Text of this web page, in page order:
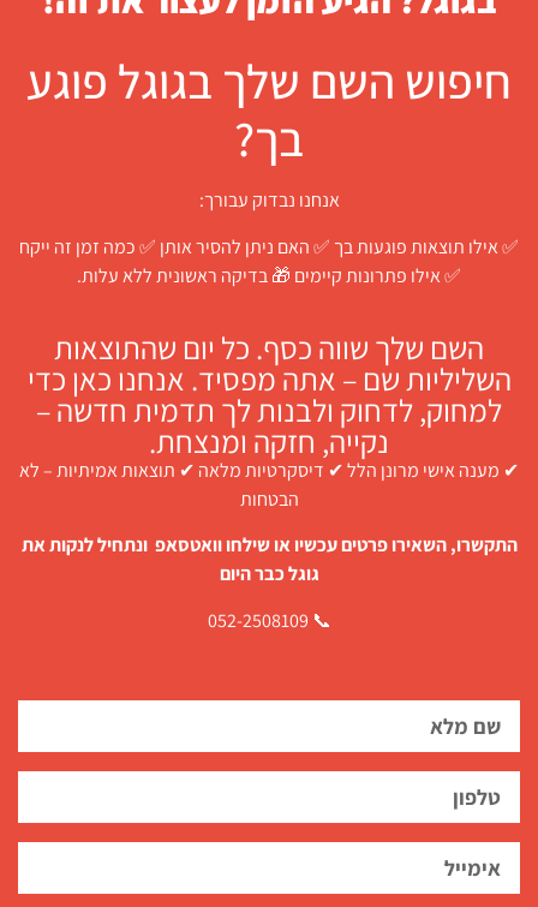
חיפוש השם שלך בגוגל פוגע
בך?
אנחנו נבדוק עבורך:
✅ אילו תוצאות פוגעות בך ✅ האם ניתן להסיר אותן ✅ כמה זמן זה ייקח
✅ אילו פתרונות קיימים 🎁 בדיקה ראשונית ללא עלות.
השם שלך שווה כסף. כל יום שהתוצאות
השליליות שם – אתה מפסיד. אנחנו כאן כדי
למחוק, לדחוק ולבנות לך תדמית חדשה –
נקייה, חזקה ומנצחת.
✔ מענה אישי מרונן הלל ✔ דיסקרטיות מלאה ✔ תוצאות אמיתיות – לא
הבטחות
התקשרו, השאירו פרטים עכשיו או שילחו וואטסאפ ונתחיל לנקות את
גוגל כבר היום
📞 052-2508109